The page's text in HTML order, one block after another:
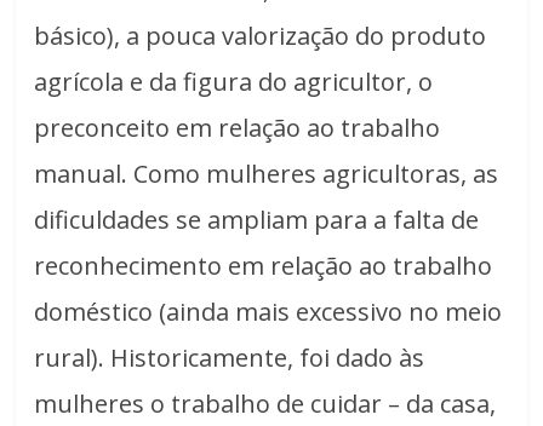
básico), a pouca valorização do produto
agrícola e da figura do agricultor, o
preconceito em relação ao trabalho
manual. Como mulheres agricultoras, as
dificuldades se ampliam para a falta de
reconhecimento em relação ao trabalho
doméstico (ainda mais excessivo no meio
rural). Historicamente, foi dado às
mulheres o trabalho de cuidar – da casa,